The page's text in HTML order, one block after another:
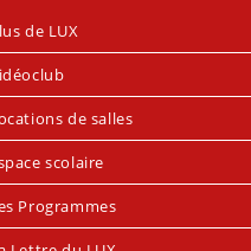
de LUX
de salles
scolaire
Programmes